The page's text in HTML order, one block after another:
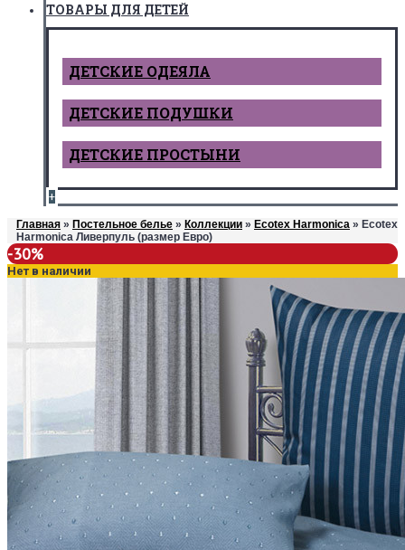
ТОВАРЫ ДЛЯ ДЕТЕЙ
ДЕТCКИЕ ОДЕЯЛА
ДЕТСКИЕ ПОДУШКИ
ДЕТСКИЕ ПРОСТЫНИ
+
Главная » Постельное белье » Коллекции » Ecotex Harmonica » Ecotex
Harmonica Ливерпуль (размер Евро)
-30%
Нет в наличии